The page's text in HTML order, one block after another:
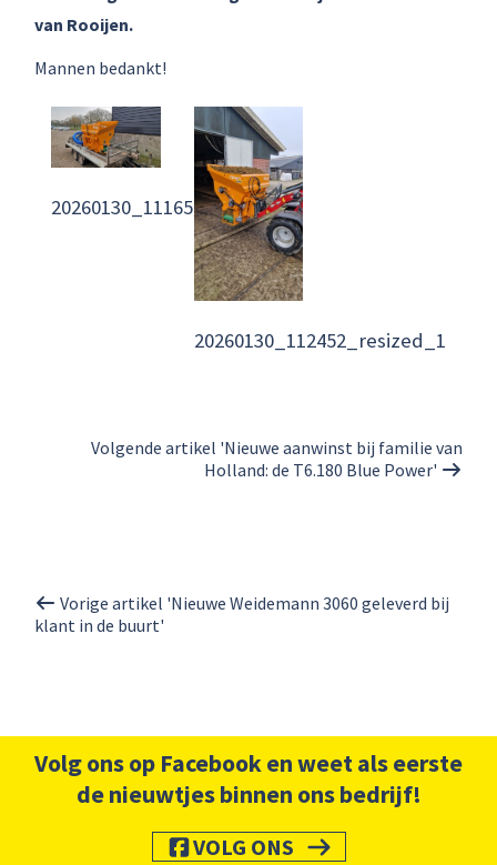
van Rooijen.
Mannen bedankt!
20260130_111658_resized
20260130_112452_resized_1
Volgende artikel 'Nieuwe aanwinst bij familie van
Holland: de T6.180 Blue Power'
Vorige artikel 'Nieuwe Weidemann 3060 geleverd bij
klant in de buurt'
Volg ons op Facebook en weet als eerste
de nieuwtjes binnen ons bedrijf!
VOLG ONS